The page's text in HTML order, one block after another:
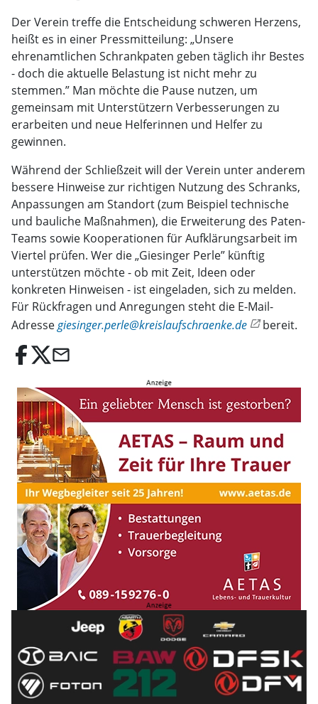
Der Verein treffe die Entscheidung schweren Herzens,
heißt es in einer Pressmitteilung: „Unsere
ehrenamtlichen Schrankpaten geben täglich ihr Bestes
- doch die aktuelle Belastung ist nicht mehr zu
stemmen.” Man möchte die Pause nutzen, um
gemeinsam mit Unterstützern Verbesserungen zu
erarbeiten und neue Helferinnen und Helfer zu
gewinnen.
Während der Schließzeit will der Verein unter anderem
bessere Hinweise zur richtigen Nutzung des Schranks,
Anpassungen am Standort (zum Beispiel technische
und bauliche Maßnahmen), die Erweiterung des Paten-
Teams sowie Kooperationen für Aufklärungsarbeit im
Viertel prüfen. Wer die „Giesinger Perle” künftig
unterstützen möchte - ob mit Zeit, Ideen oder
konkreten Hinweisen - ist eingeladen, sich zu melden.
Für Rückfragen und Anregungen steht die E-Mail-
Adressegiesinger.perle@kreislaufschraenke.de bereit.
email